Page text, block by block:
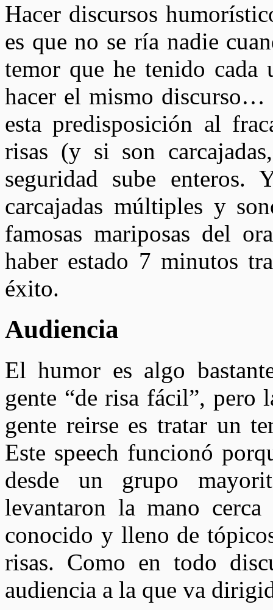
Hacer discursos
es que no se ría nadie
temor que he tenido cada
hacer el mismo discurso…
esta predisposición al
risas (y si son
seguridad sube
carcajadas múltiples y
famosas mariposas del
haber estado 7 minutos
éxito.
Audiencia
El humor es algo
gente “de risa fácil”, pero
gente reirse es tratar un
Este speech funcionó
desde un grupo
levantaron la mano
conocido y lleno de
risas. Como en todo
audiencia a la que va